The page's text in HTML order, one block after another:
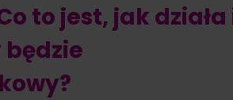
to jest, jak działa